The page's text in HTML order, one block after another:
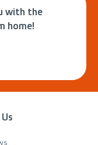
with the
home!